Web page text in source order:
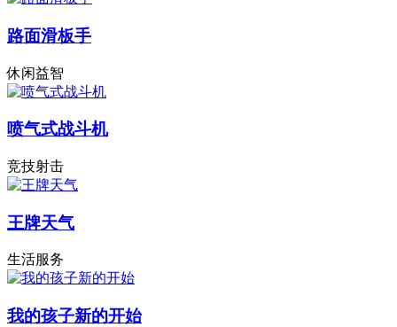
路面滑板手
休闲益智
喷气式战斗机
竞技射击
王牌天气
生活服务
我的孩子新的开始